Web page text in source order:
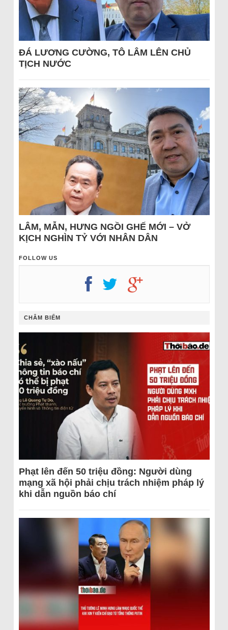
ĐÁ LƯƠNG CƯỜNG, TÔ LÂM LÊN CHỦ
TỊCH NƯỚC
LÂM, MẪN, HƯNG NGỒI GHẾ MỚI – VỞ
KỊCH NGHÌN TỶ VỚI NHÂN DÂN
FOLLOW US
CHÂM BIẾM
Phạt lên đến 50 triệu đồng: Người dùng
mạng xã hội phải chịu trách nhiệm pháp lý
khi dẫn nguồn báo chí